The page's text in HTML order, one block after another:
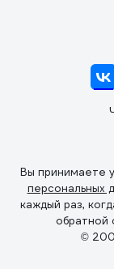
Вы принимаете
персональных
каждый раз,
обратной
©